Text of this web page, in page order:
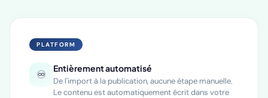
PLATFORM
♾️ Entièrement automatisé
De l'import à la publication, aucune étape manuelle.
Le contenu est automatiquement écrit dans votre